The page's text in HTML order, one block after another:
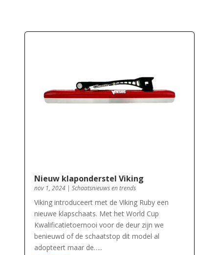
Nieuw klaponderstel Viking
nov 1, 2024| Schaatsnieuws en trends
Viking introduceert met de Viking Ruby een
nieuwe klapschaats. Met het World Cup
Kwalificatietoernooi voor de deur zijn we
benieuwd of de schaatstop dit model al
adopteert maar de…..